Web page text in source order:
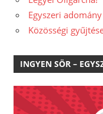
Egyszeri adomány
Közösségi
INGYEN SÖR –